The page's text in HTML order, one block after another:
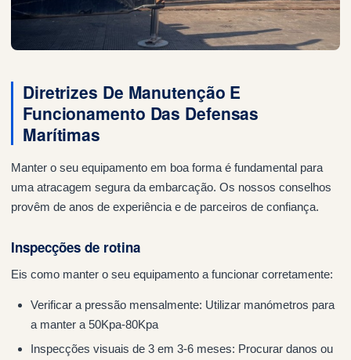
Diretrizes De Manutenção E
Funcionamento Das Defensas
Marítimas
Manter o seu equipamento em boa forma é fundamental para
uma atracagem segura da embarcação. Os nossos conselhos
provêm de anos de experiência e de parceiros de confiança.
Inspecções de rotina
Eis como manter o seu equipamento a funcionar corretamente:
Verificar a pressão mensalmente: Utilizar manómetros para
a manter a 50Kpa-80Kpa
Inspecções visuais de 3 em 3-6 meses: Procurar danos ou